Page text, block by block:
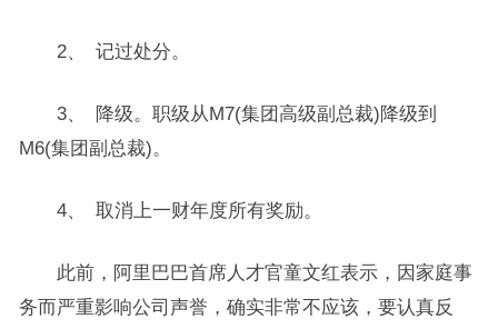
2、 记过处分。
3、 降级。职级从M7(集团高级副总裁)降级到
M6(集团副总裁)。
4、 取消上一财年度所有奖励。
此前，阿里巴巴首席人才官童文红表示，因家庭事
务而严重影响公司声誉，确实非常不应该，要认真反